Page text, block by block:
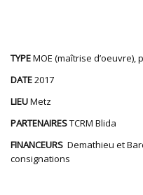
TYPEMOE (maîtrise d’oeuvre),
DATE2017
LIEUMetz
PARTENAIRESTCRM Blida
FINANCEURS Demathieu et
consignations